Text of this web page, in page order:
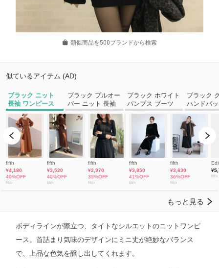
類似商品を500ブランドから検索
ボディラインが際立つ、タイトなシルエットのニットワンピ
ース。首詰まり気味のデザインにミニ丈が絶妙なバランス
で、上品な色気を醸し出してくれます。